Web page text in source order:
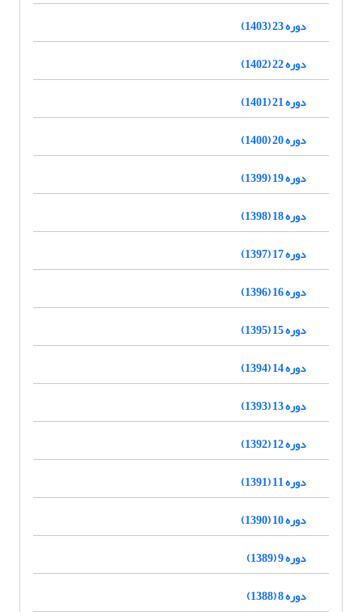
دوره 23 (1403)
دوره 22 (1402)
دوره 21 (1401)
دوره 20 (1400)
دوره 19 (1399)
دوره 18 (1398)
دوره 17 (1397)
دوره 16 (1396)
دوره 15 (1395)
دوره 14 (1394)
دوره 13 (1393)
دوره 12 (1392)
دوره 11 (1391)
دوره 10 (1390)
دوره 9 (1389)
دوره 8 (1388)